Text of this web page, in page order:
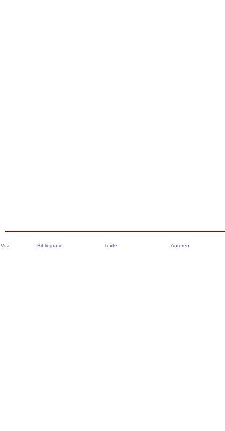
Vita Bibliografie Texte Autoren